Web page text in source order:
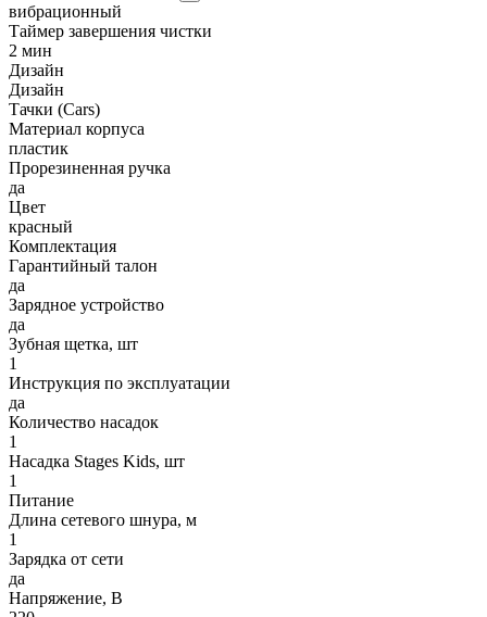
вибрационный
Таймер завершения чистки
2 мин
Дизайн
Дизайн
Тачки (Cars)
Материал корпуса
пластик
Прорезиненная ручка
да
Цвет
красный
Комплектация
Гарантийный талон
да
Зарядное устройство
да
Зубная щетка, шт
1
Инструкция по эксплуатации
да
Количество насадок
1
Насадка Stages Kids, шт
1
Питание
Длина сетевого шнура, м
1
Зарядка от сети
да
Напряжение, В